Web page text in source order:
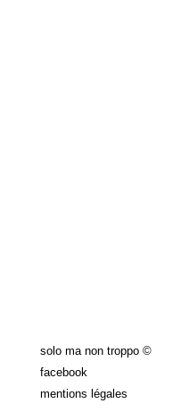
solo ma non troppo ©
facebook
mentions légales